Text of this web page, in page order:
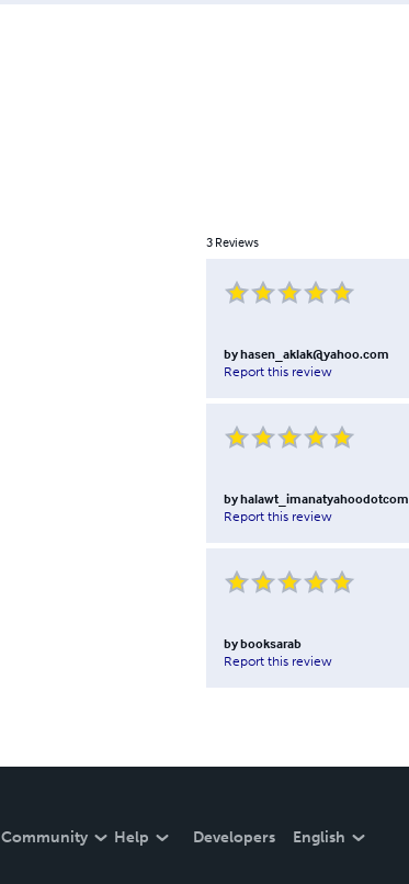
3 Reviews
byhasen_aklak@yahoo.com
Report this review
byhalawt_imanatyahoodotcom
Report this review
bybooksarab
Report this review
Community Help Developers English